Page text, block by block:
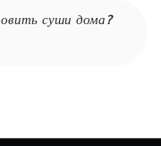
суши дома?